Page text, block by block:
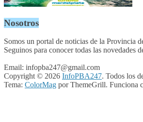
Nosotros
Somos un portal de noticias de la Provincia
Seguinos para conocer todas las novedades
Email: infopba247@gmail.com
Copyright © 2026 InfoPBA247. Todos los
Tema: ColorMag por ThemeGrill. Funciona